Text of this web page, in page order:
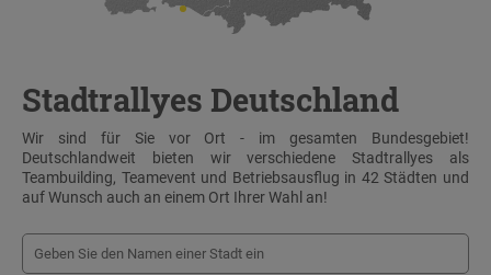
Stadtrallyes Deutschland
Wir sind für Sie vor Ort - im gesamten Bundesgebiet!
Deutschlandweit bieten wir verschiedene Stadtrallyes als
Teambuilding, Teamevent und Betriebsausflug in 42 Städten und
auf Wunsch auch an einem Ort Ihrer Wahl an!